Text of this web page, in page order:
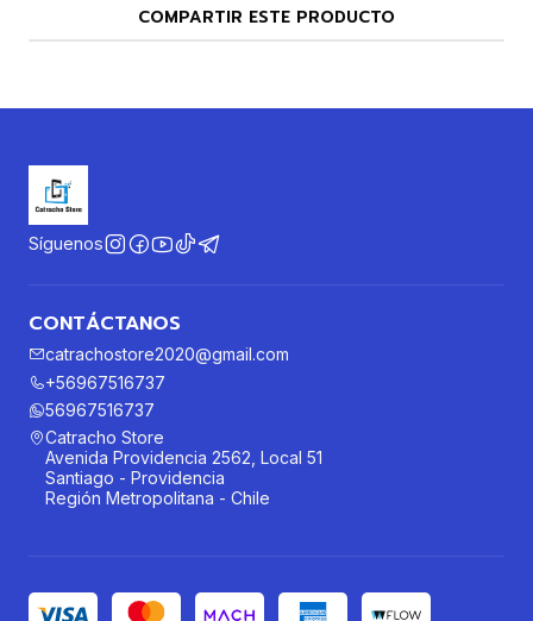
COMPARTIR ESTE PRODUCTO
Síguenos
CONTÁCTANOS
catrachostore2020@gmail.com
+56967516737
56967516737
Catracho Store
Avenida Providencia 2562, Local 51
Santiago - Providencia
Región Metropolitana - Chile